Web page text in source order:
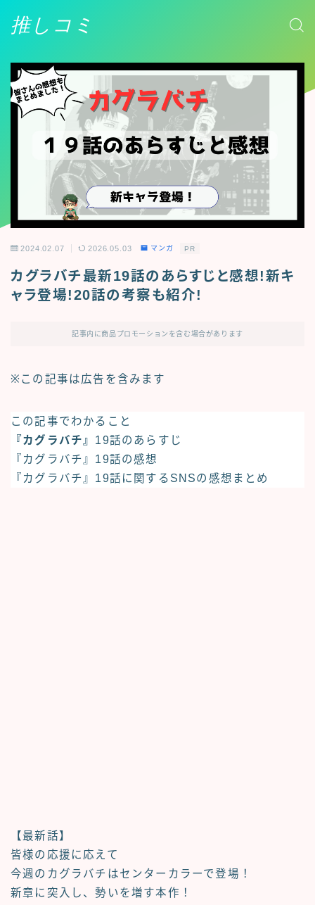
推しコミ
2024.02.07 2026.05.03 マンガ PR
カグラバチ最新19話のあらすじと感想!新キ
ャラ登場!20話の考察も紹介!
記事内に商品プロモーションを含む場合があります
※この記事は広告を含みます
この記事でわかること
『カグラバチ』 19話のあらすじ
『カグラバチ』 19話の感想
『カグラバチ』 19話に関する SNSの感想まとめ
【最新話】
皆様の応援に応えて
今週のカグラバチはセンターカラーで登場！
新章に突入し、勢いを増す本作！